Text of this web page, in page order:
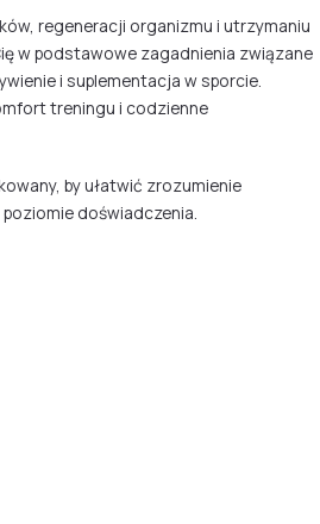
regeneracji organizmu i utrzymaniu
w podstawowe zagadnienia związane
i suplementacja w sporcie.
treningu i codzienne
by ułatwić zrozumienie
doświadczenia.